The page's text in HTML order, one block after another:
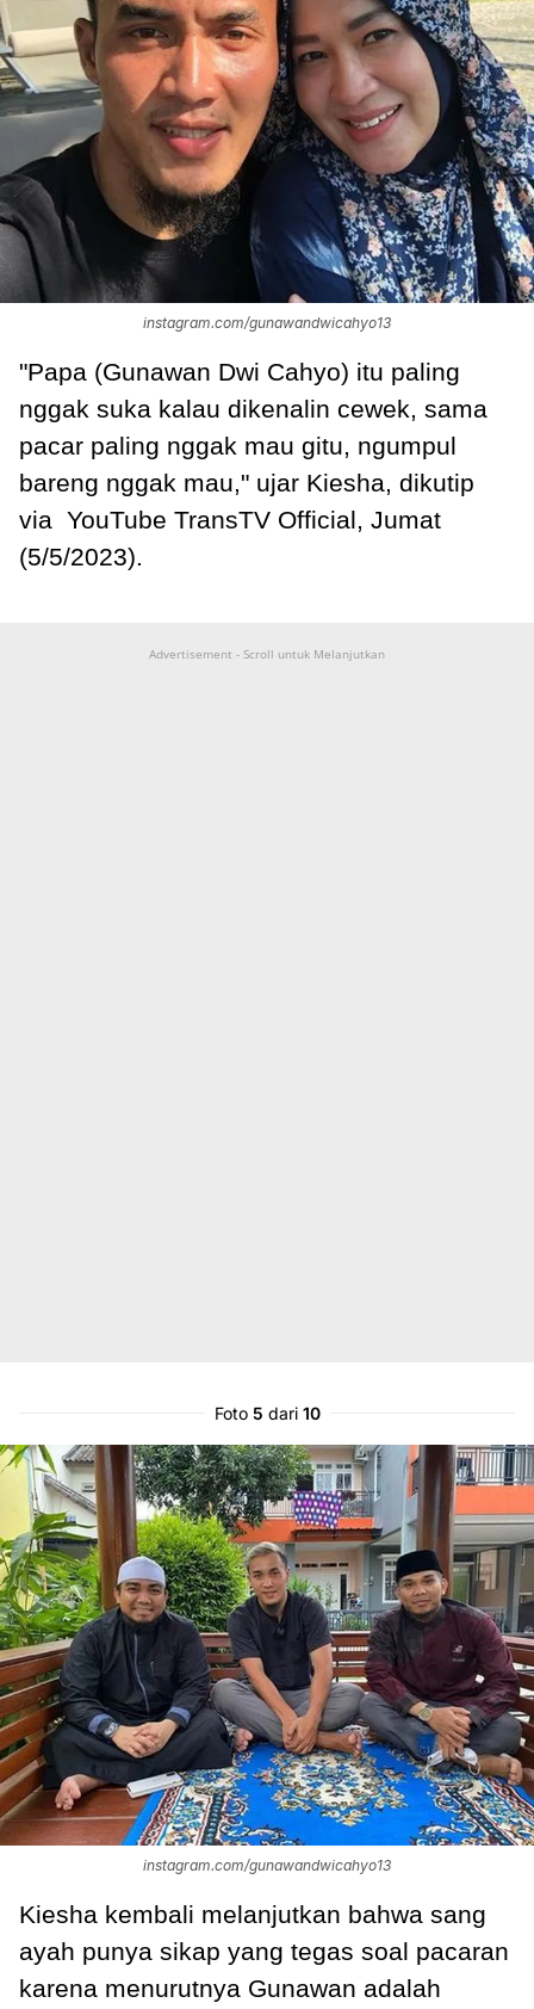
instagram.com/gunawandwicahyo13
"Papa (Gunawan Dwi Cahyo) itu paling
nggak suka kalau dikenalin cewek, sama
pacar paling nggak mau gitu, ngumpul
bareng nggak mau," ujar Kiesha, dikutip
via YouTube TransTV Official, Jumat
(5/5/2023).
Advertisement - Scroll untuk Melanjutkan
Foto 5 dari 10
instagram.com/gunawandwicahyo13
Kiesha kembali melanjutkan bahwa sang
ayah punya sikap yang tegas soal pacaran
karena menurutnya Gunawan adalah